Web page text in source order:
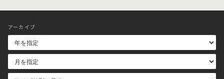
アーカイブ